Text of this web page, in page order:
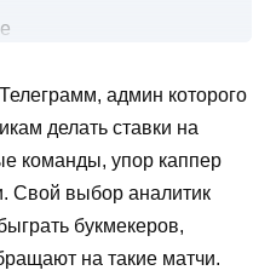
Pro
админ которого
делать ставки на
команды, упор каппер
Свой выбор аналитик
букмекеров,
на такие матчи.